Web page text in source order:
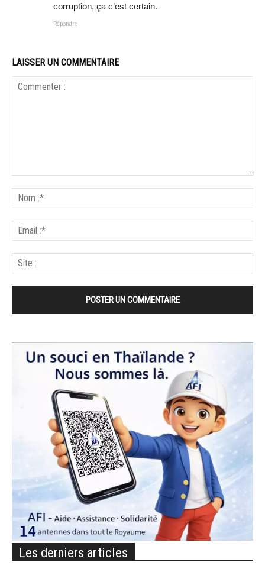
corruption, ça c’est certain.
Répondre
LAISSER UN COMMENTAIRE
Les derniers articles